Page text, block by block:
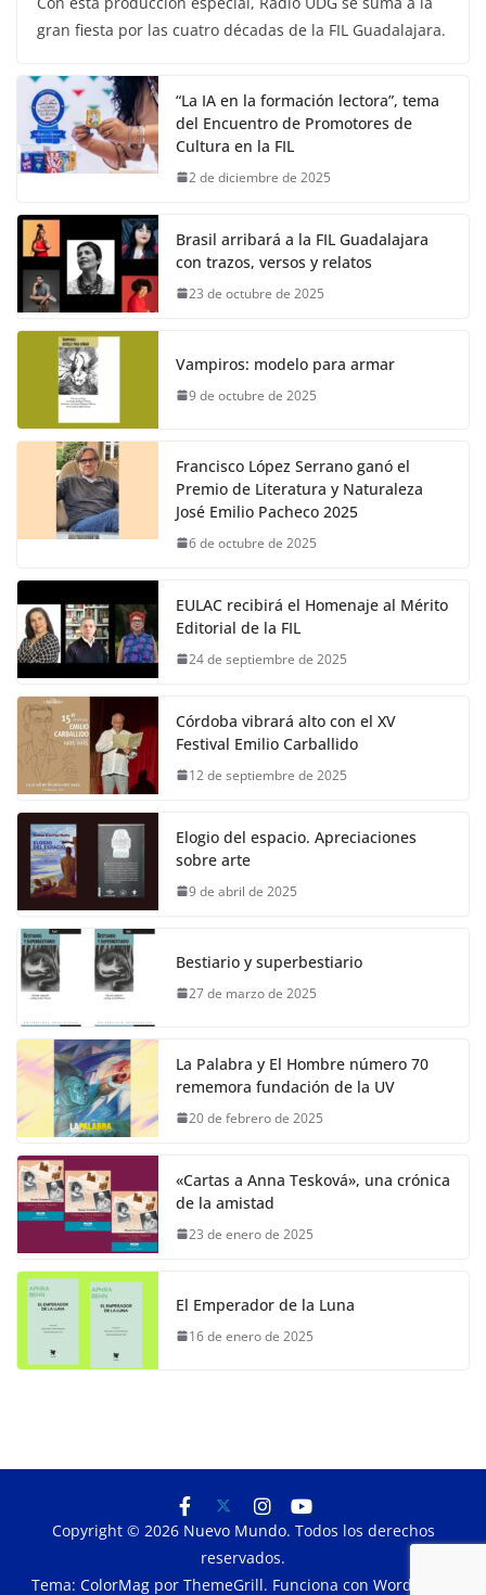
gran fiesta por las cuatro décadas de la FIL Guadalajara.
“La IA en la formación lectora”, tema
del Encuentro de Promotores de
Cultura en la FIL
2 de diciembre de 2025
Brasil arribará a la FIL Guadalajara
con trazos, versos y relatos
23 de octubre de 2025
Vampiros: modelo para armar
9 de octubre de 2025
Francisco López Serrano ganó el
Premio de Literatura y Naturaleza
José Emilio Pacheco 2025
6 de octubre de 2025
EULAC recibirá el Homenaje al Mérito
Editorial de la FIL
24 de septiembre de 2025
Córdoba vibrará alto con el XV
Festival Emilio Carballido
12 de septiembre de 2025
Elogio del espacio. Apreciaciones
sobre arte
9 de abril de 2025
Bestiario y superbestiario
27 de marzo de 2025
La Palabra y El Hombre número 70
rememora fundación de la UV
20 de febrero de 2025
«Cartas a Anna Tesková», una crónica
de la amistad
23 de enero de 2025
El Emperador de la Luna
16 de enero de 2025
Copyright © 2026 Nuevo Mundo. Todos los derechos
reservados.
Tema: ColorMagpor ThemeGrill. Funciona con WordPress